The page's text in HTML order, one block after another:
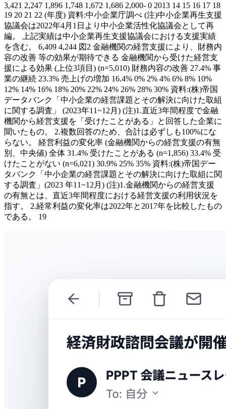
3,421 2,247 1,896 1,748 1,672 1,686 2,000- 0 2013 14 15 16 17 18
19 20 21 22 (年度) 資料:中小企業庁調べ (注)中小企業再生支援
協議会は2022年4月1日より中小企業活性化協議会として再
編。 上記実績は中小企業再生支援協議会における支援実績
を含む。 6,409 4,244 図2 金融機関の経営支援により、財務内
容の改善 等の効果が期待できる 金融機関から受けた経営支
援による効果 (上位3項目) (n=5,010) 財務内容の改善 27.4% 事
業の継続 23.3% 売上げの増加 16.4% 0% 2% 4% 6% 8% 10%
12% 14% 16% 18% 20% 22% 24% 26% 28% 30% 資料:(株)帝国
データバンク「中小企業の経営課題とその解決に向けた取組
に関する調査」 (2023年11~12月) (注)1.直近3年間程度で金融
機関から経営支援を「受けたことがある」と回答した企業に
聞いたもの。 2.複数回答のため、合計は必ずしも100%にな
らない。 経営利益の変化率 (金融機関からの経営支援の有無
別、中央値) 全体 31.4% 受けたことがある (n=1,856) 33.4% 受
けたことがない (n=6,021) 30.9% 25% 35% 資料:(株)帝国デー
タバンク「中小企業の経営課題とその解決に向けた取組に関
する調査」(2023 年11~12月) (注)1.金融機関からの経営支援
の有無とは、直近3年間程度における経営支援の利用状況を
指す。 2.経常利益の変化率は2022年と2017年を比較したもの
である。 19